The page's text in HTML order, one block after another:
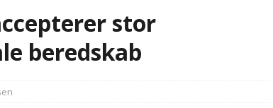
driver flere brandstationer, mens Falcks andel fortsætter
stor
beredskab